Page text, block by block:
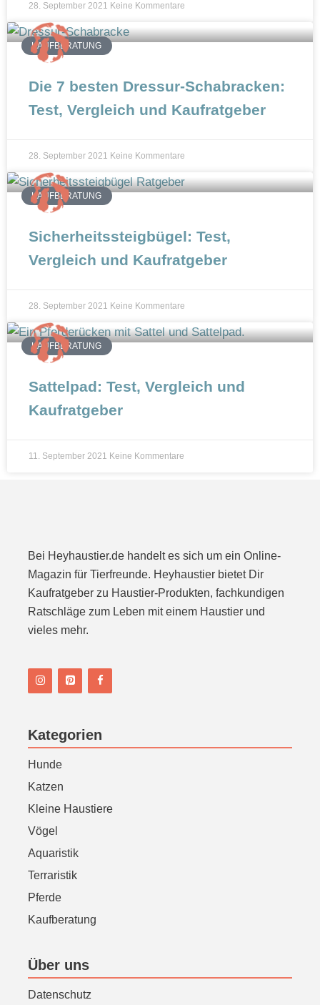
28. September 2021 Keine Kommentare
KAUFBERATUNG
Die 7 besten Dressur-Schabracken:
Test, Vergleich und Kaufratgeber
28. September 2021 Keine Kommentare
KAUFBERATUNG
Sicherheitssteigbügel: Test,
Vergleich und Kaufratgeber
28. September 2021 Keine Kommentare
KAUFBERATUNG
Sattelpad: Test, Vergleich und
Kaufratgeber
11. September 2021 Keine Kommentare
Bei Heyhaustier.de handelt es sich um ein Online-
Magazin für Tierfreunde. Heyhaustier bietet Dir
Kaufratgeber zu Haustier-Produkten, fachkundigen
Ratschläge zum Leben mit einem Haustier und
vieles mehr.
Kategorien
Hunde
Katzen
Kleine Haustiere
Vögel
Aquaristik
Terraristik
Pferde
Kaufberatung
Über uns
Datenschutz